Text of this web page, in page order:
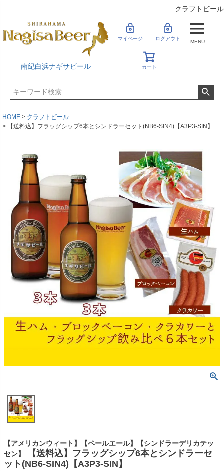
クラフトビール
南紀白浜ナギサビール
マイページ ログアウト
カート
MENU
HOME
クラフトビール
【送料込】フラッグシップ6本とシンドラーセット(NB6-SIN4)【A3P3-SIN】
【アメリカンウィート】【ペールエール】【シンドラーデリカテッ
セン】
【送料込】フラッグシップ6本とシンドラーセ
ット(NB6-SIN4)【A3P3-SIN】